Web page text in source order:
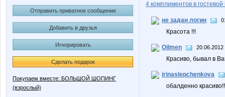
Отправить приватное сообщение
Добавить в друзья
Игнорировать
Сделать подарок
Покупаем вместе: БОЛЬШОЙ ШОПИНГ
(взрослый)
4 комплиментов в гостевой
не задан логин
Красота !!!
Oilmen 20.06.2012
Красиво, бывал в
irinaslepchenkova
обалденно